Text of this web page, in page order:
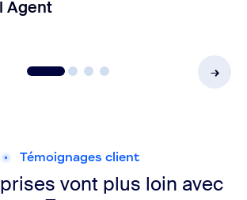
Agent
Témoignages client
vont plus loin avec